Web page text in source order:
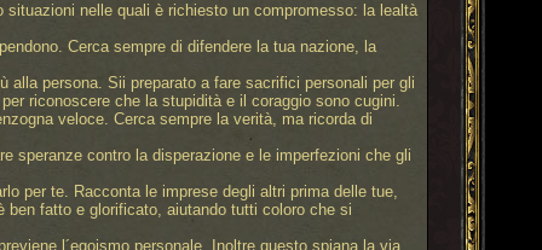
nelle quali è richiesto un compromesso: la lealtà
Cerca sempre di difendere la tua nazione, la
persona. Sii preparato a fare sacrifici personali per gli
riconoscere che la stupidità e il coraggio sono cugini.
veloce. Cerca sempre la verità, ma ricorda di
speranze contro la disperazione e le imperfezioni che gli
per te. Racconta le imprese degli altri prima delle tue,
fatto e glorificato, aiutando tutti coloro che si
l´egoismo personale. Inoltre questo spiana la via